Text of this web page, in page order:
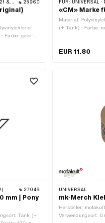
512) 25960
Farbe: gold ·
FÜR: UNIVERSAL ·
«CM» Marke
Material:
(+ Tank) · Farbe:
EUR 11.80
27049
mm | Pony
Tank (+
UNIVERSAL
mk-Merch
Hersteller:
Verwendungsort: